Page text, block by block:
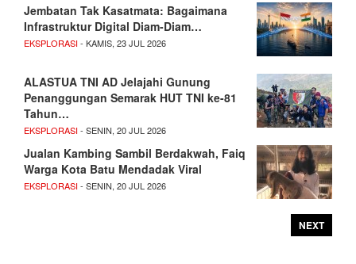
Jembatan Tak Kasatmata: Bagaimana
Infrastruktur Digital Diam-Diam…
EKSPLORASI- KAMIS, 23 JUL 2026
ALASTUA TNI AD Jelajahi Gunung
Penanggungan Semarak HUT TNI ke-81
Tahun…
EKSPLORASI- SENIN, 20 JUL 2026
Jualan Kambing Sambil Berdakwah, Faiq
Warga Kota Batu Mendadak Viral
EKSPLORASI- SENIN, 20 JUL 2026
NEXT